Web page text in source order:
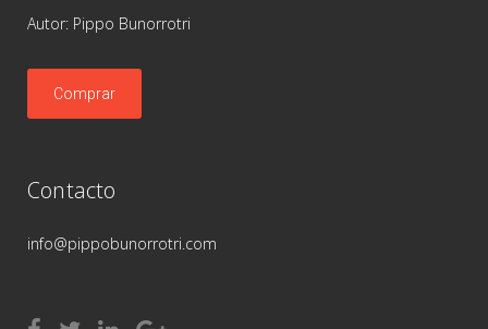
Autor: Pippo Bunorrotri
Comprar
Contacto
info@pippobunorrotri.com